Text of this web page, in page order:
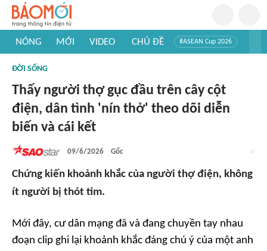
NÓNG MỚI VIDEO CHỦ ĐỀ #ASEAN Cup 2026
#Khám phá thế giới
ĐỜI SỐNG
Thấy người thợ gục đầu trên cây cột
điện, dân tình 'nín thở' theo dõi diễn
biến và cái kết
09/6/2026 Gốc
Chứng kiến khoảnh khắc của người thợ điện, không
ít người bị thót tim.
Mới đây, cư dân mạng đã và đang chuyền tay nhau
đoạn clip ghi lại khoảnh khắc đáng chú ý của một anh